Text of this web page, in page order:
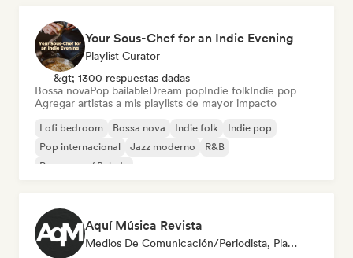
Your Sous-Chef for an Indie Evening
Playlist Curator
&gt; 1300 respuestas dadas
Bossa novaPop bailableDream popIndie folkIndie pop
Agregar artistas a mis playlists de mayor impacto
Lofi bedroom Bossa nova Indie folk
Indie pop
Pop internacional
Jazz moderno
R&B
Pop suave / Balada
Aquí Música Revista
Medios De Comunicación/Periodista, Playlist Curator